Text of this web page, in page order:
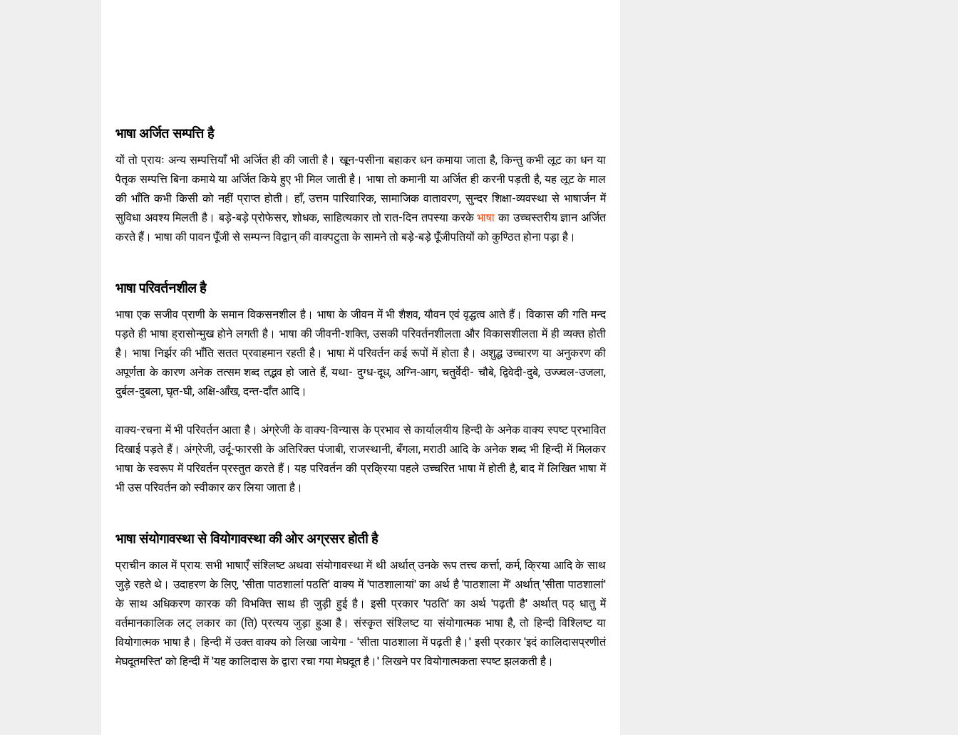
भाषा अर्जित सम्पत्ति है
यों तो प्रायः अन्य सम्पत्तियाँ भी अर्जित ही की जाती है। खून-पसीना बहाकर धन कमाया जाता है, किन्तु कभी लूट का धन या
पैतृक सम्पत्ति बिना कमाये या अर्जित किये हुए भी मिल जाती है। भाषा तो कमानी या अर्जित ही करनी पड़ती है, यह लूट के माल
की भाँति कभी किसी को नहीं प्राप्त होती। हाँ, उत्तम पारिवारिक, सामाजिक वातावरण, सुन्दर शिक्षा-व्यवस्था से भाषार्जन में
सुविधा अवश्य मिलती है। बड़े-बड़े प्रोफेसर, शोधक, साहित्यकार तो रात-दिन तपस्या करकेभाषा का उच्चस्तरीय ज्ञान अर्जित
करते हैं। भाषा की पावन पूँजी से सम्पन्न विद्वान् की वाक्पटुता के सामने तो बड़े-बड़े पूँजीपतियों को कुण्ठित होना पड़ा है।
भाषा परिवर्तनशील है
भाषा एक सजीव प्राणी के समान विकसनशील है। भाषा के जीवन में भी शैशव, यौवन एवं वृद्धत्व आते हैं। विकास की गति मन्द
पड़ते ही भाषा ह्रासोन्मुख होने लगती है। भाषा की जीवनी-शक्ति, उसकी परिवर्तनशीलता और विकासशीलता में ही व्यक्त होती
है। भाषा निर्झर की भाँति सतत प्रवाहमान रहती है। भाषा में परिवर्तन कई रूपों में होता है। अशुद्ध उच्चारण या अनुकरण की
अपूर्णता के कारण अनेक तत्सम शब्द तद्भव हो जाते हैं, यथा- दुग्ध-दूध, अग्नि-आग, चतुर्वेदी- चौबे, द्विवेदी-दुबे, उज्ज्वल-उजला,
दुर्बल-दुबला, घृत-घी, अक्षि-आँख, दन्त-दाँत आदि।
वाक्य-रचना में भी परिवर्तन आता है। अंग्रेजी के वाक्य-विन्यास के प्रभाव से कार्यालयीय हिन्दी के अनेक वाक्य स्पष्ट प्रभावित
दिखाई पड़ते हैं। अंग्रेजी, उर्दू-फारसी के अतिरिक्त पंजाबी, राजस्थानी, बँगला, मराठी आदि के अनेक शब्द भी हिन्दी में मिलकर
भाषा के स्वरूप में परिवर्तन प्रस्तुत करते हैं। यह परिवर्तन की प्रक्रिया पहले उच्चरित भाषा में होती है, बाद में लिखित भाषा में
भी उस परिवर्तन को स्वीकार कर लिया जाता है।
भाषा संयोगावस्था से वियोगावस्था की ओर अग्रसर होती है
प्राचीन काल में प्राय: सभी भाषाएँ संश्लिष्ट अथवा संयोगावस्था में थी अर्थात् उनके रूप तत्त्व कर्त्ता, कर्म, क्रिया आदि के साथ
जुड़े रहते थे। उदाहरण के लिए, 'सीता पाठशालां पठति' वाक्य में 'पाठशालायां' का अर्थ है 'पाठशाला में' अर्थात् 'सीता पाठशालां'
के साथ अधिकरण कारक की विभक्ति साथ ही जुड़ी हुई है। इसी प्रकार 'पठति' का अर्थ 'पढ़ती है' अर्थात् पठ् धातु में
वर्तमानकालिक लट् लकार का (ति) प्रत्यय जुड़ा हुआ है। संस्कृत संश्लिष्ट या संयोगात्मक भाषा है, तो हिन्दी विश्लिष्ट या
वियोगात्मक भाषा है। हिन्दी में उक्त वाक्य को लिखा जायेगा - 'सीता पाठशाला में पढ़ती है।' इसी प्रकार 'इदं कालिदासप्रणीतं
मेघदूतमस्ति' को हिन्दी में 'यह कालिदास के द्वारा रचा गया मेघदूत है।' लिखने पर वियोगात्मकता स्पष्ट झलकती है।